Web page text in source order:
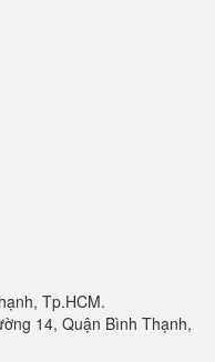
Tp.HCM.
14, Quận Bình Thạnh,